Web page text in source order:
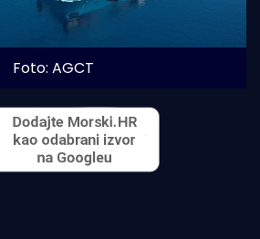
Foto: AGCT